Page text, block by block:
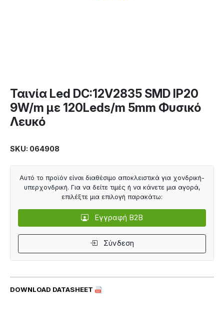
Ταινία Led DC:12V2835 SMD IP20
9W/m με 120Leds/m 5mm Φυσικό
Λευκό
SKU: 064908
DOWNLOAD DATASHEET
Αυτό το προϊόν είναι διαθέσιμο αποκλειστικά για χονδρική-
υπερχονδρική. Για να δείτε τιμές ή να κάνετε μια αγορά,
επιλέξτε μια επιλογή παρακάτω:
Εγγραφή B2B
Σύνδεση